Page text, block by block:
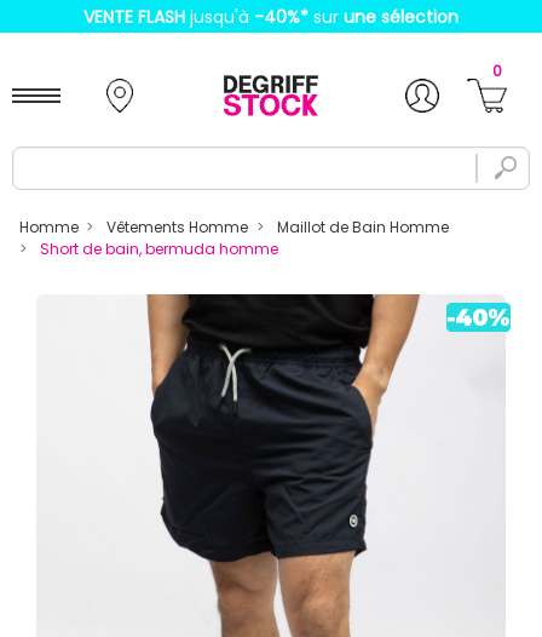
VENTE FLASH jusqu'à -40%* sur une sélection
0
Homme Vêtements Homme
Maillot de Bain Homme
Short de bain, bermuda homme